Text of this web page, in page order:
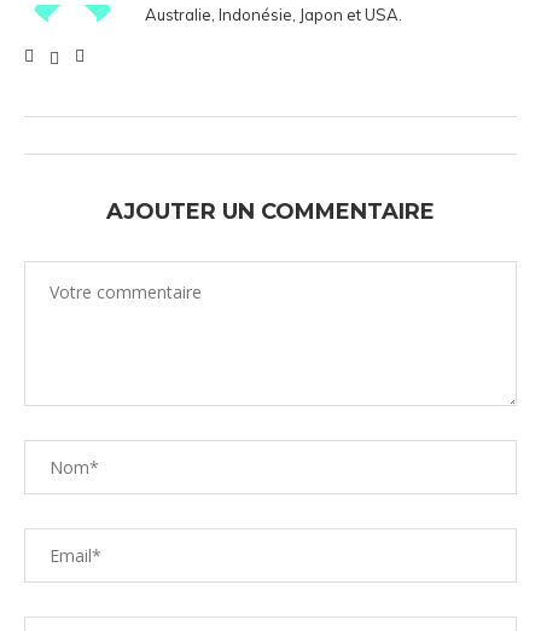
Australie, Indonésie, Japon et USA.
AJOUTER UN COMMENTAIRE